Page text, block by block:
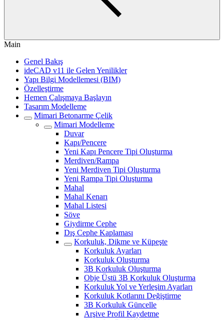
Main
Genel Bakış
ideCAD v11 ile Gelen Yenilikler
Yapı Bilgi Modellemesi (BIM)
Özelleştirme
Hemen Çalışmaya Başlayın
Tasarım Modelleme
Mimari Betonarme Çelik
Mimari Modelleme
Duvar
Kapı/Pencere
Yeni Kapı Pencere Tipi Oluşturma
Merdiven/Rampa
Yeni Merdiven Tipi Oluşturma
Yeni Rampa Tipi Oluşturma
Mahal
Mahal Kenarı
Mahal Listesi
Söve
Giydirme Cephe
Dış Cephe Kaplaması
Korkuluk, Dikme ve Küpeşte
Korkuluk Ayarları
Korkuluk Oluşturma
3B Korkuluk Oluşturma
Obje Üstü 3B Korkuluk Oluşturma
Korkuluk Yol ve Yerleşim Ayarları
Korkuluk Kotlarını Değiştirme
3B Korkuluk Güncelle
Arşive Profil Kaydetme